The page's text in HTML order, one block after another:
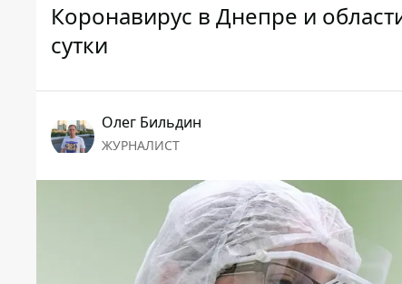
Коронавирус в Днепре и
сутки
Олег Бильдин
ЖУРНАЛИСТ